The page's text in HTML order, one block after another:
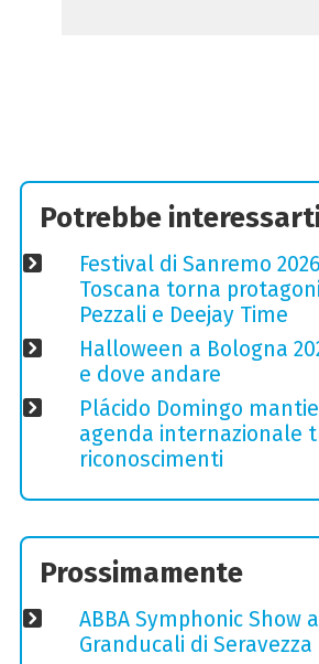
Potrebbe
Festival di Sanremo
Toscana torna
Pezzali e Deejay Time
Halloween a Bologna
e dove andare
Plácido Domingo
agenda internazionale
riconoscimenti
Prossimamente
ABBA Symphonic Show
Granducali di Seravezza